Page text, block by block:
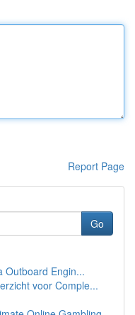
Report Page
Go
Outboard Engin...
voor Comple...